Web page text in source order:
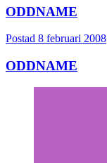
ODDNAME
Postad 8 februari 2008
ODDNAME